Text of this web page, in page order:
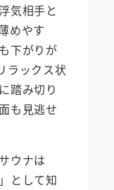
気相手と
めやす
下がりが
ラックス状
踏み切り
も見逃せ
ウナは
として知